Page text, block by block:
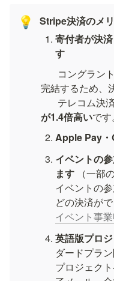
💡
Stripe決済のメ
寄付者が決
す
完結するため、
テレコム
が1.4倍高いです。
Apple Pay
イベントの
ます
（一部
イベントの
英語版プロ
ダードプラン
プロジェク